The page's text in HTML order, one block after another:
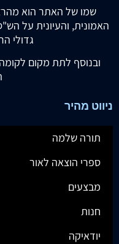
שמו של האתר הוא
האמונית, והעיונית על
גדולי
ובנוסף לתת מקום
ניווט מהיר
תורה שלמה
ספרי הוצאה לאור
מבצעים
חנות
יודאיקה